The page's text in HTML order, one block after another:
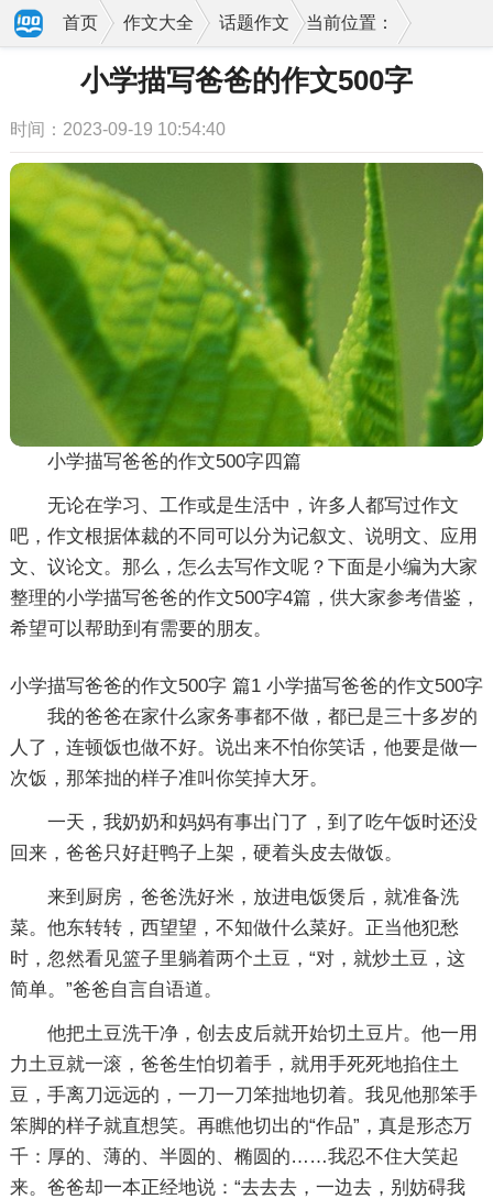
当前位置：
首页 作文大全 话题作文
小学描写爸爸的作文500字
时间：2023-09-19 10:54:40
小学描写爸爸的作文500字四篇
无论在学习、工作或是生活中，许多人都写过作文
吧，作文根据体裁的不同可以分为记叙文、说明文、应用
文、议论文。那么，怎么去写作文呢？下面是小编为大家
整理的小学描写爸爸的作文500字4篇，供大家参考借鉴，
希望可以帮助到有需要的朋友。
小学描写爸爸的作文500字 篇1
我的爸爸在家什么家务事都不做，都已是三十多岁的
人了，连顿饭也做不好。说出来不怕你笑话，他要是做一
次饭，那笨拙的样子准叫你笑掉大牙。
一天，我奶奶和妈妈有事出门了，到了吃午饭时还没
回来，爸爸只好赶鸭子上架，硬着头皮去做饭。
来到厨房，爸爸洗好米，放进电饭煲后，就准备洗
菜。他东转转，西望望，不知做什么菜好。正当他犯愁
时，忽然看见篮子里躺着两个土豆，“对，就炒土豆，这
简单。”爸爸自言自语道。
他把土豆洗干净，创去皮后就开始切土豆片。他一用
力土豆就一滚，爸爸生怕切着手，就用手死死地掐住土
豆，手离刀远远的，一刀一刀笨拙地切着。我见他那笨手
笨脚的样子就直想笑。再瞧他切出的“作品”，真是形态万
千：厚的、薄的、半圆的、椭圆的……我忍不住大笑起
来。爸爸却一本正经地说：“去去去，一边去，别妨碍我
小学描写爸爸的作文500字